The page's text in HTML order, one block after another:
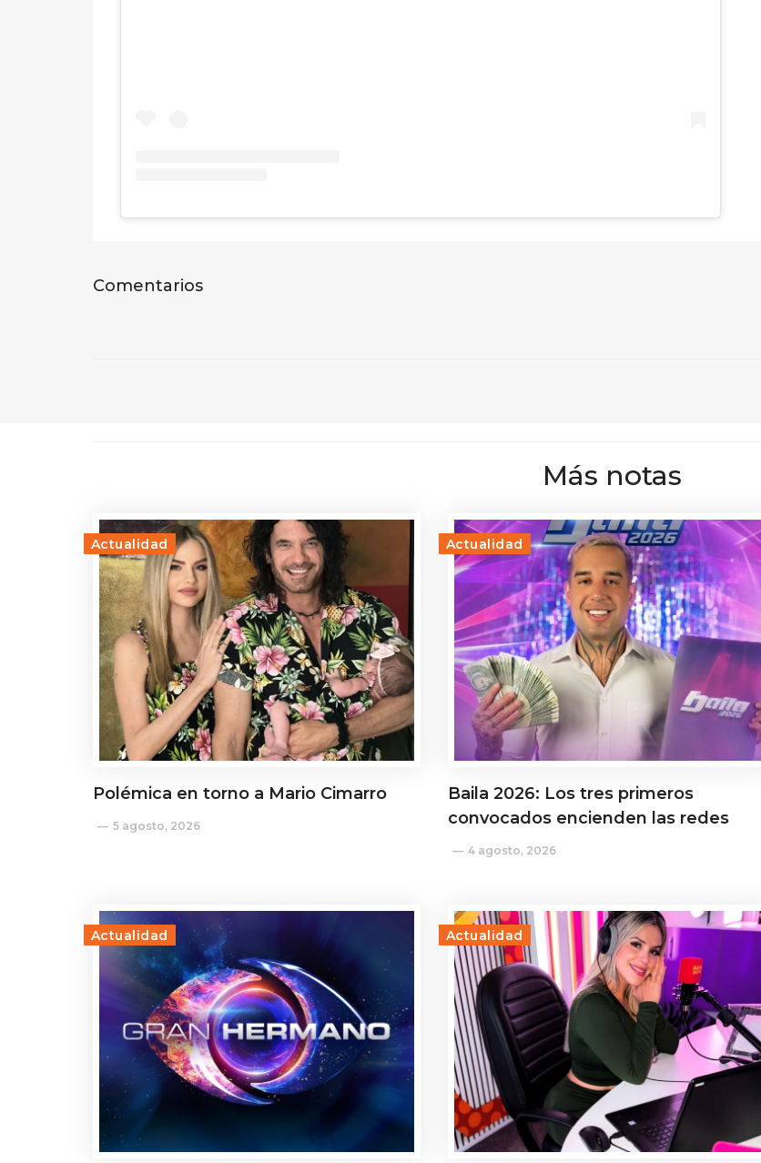
Comentarios
Más notas
Actualidad
Polémica en torno a Mario Cimarro
5 agosto, 2026
Actualidad
Baila 2026: Los tres primeros
convocados encienden las redes
4 agosto, 2026
Actualidad Actualidad